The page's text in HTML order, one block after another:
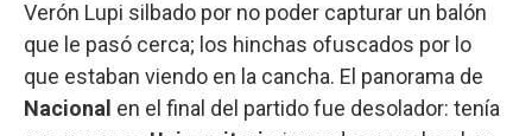
Verón Lupi silbado por no poder capturar un balón
que le pasó cerca; los hinchas ofuscados por lo
que estaban viendo en la cancha. El panorama de
Nacional en el final del partido fue desolador: tenía